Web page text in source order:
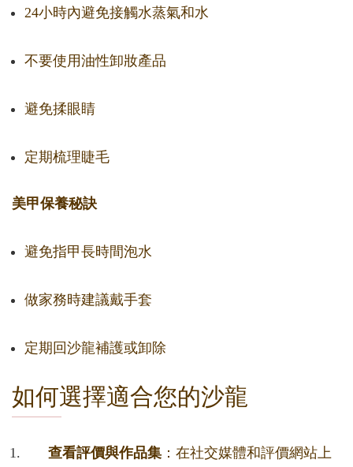
24小時內避免接觸水蒸氣和水
不要使用油性卸妝產品
避免揉眼睛
定期梳理睫毛
美甲保養秘訣
避免指甲長時間泡水
做家務時建議戴手套
定期回沙龍補護或卸除
如何選擇適合您的沙龍
查看評價與作品集 ：在社交媒體和評價網站上